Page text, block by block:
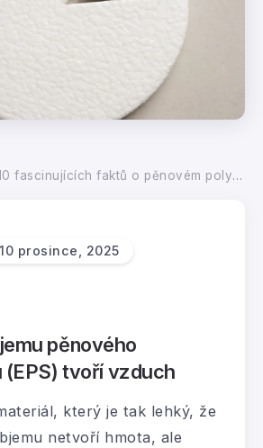
fascinujících faktů o pěnovém polystyrenu (EPS), které vás překvapí
prosince, 2025
pěnového
tvoří vzduch
který je tak lehký, že
netvoří hmota, ale